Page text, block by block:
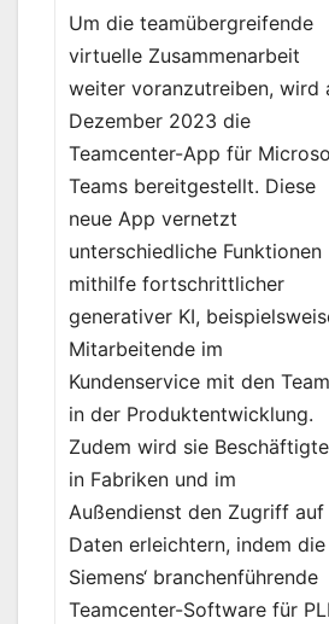
Um die teamübergreifende
virtuelle Zusammenarbeit
weiter voranzutreiben, wird
Dezember 2023 die
Teamcenter-App für
Teams bereitgestellt. Diese
neue App vernetzt
unterschiedliche Funktionen
mithilfe fortschrittlicher
generativer KI,
Mitarbeitende im
Kundenservice mit den
in der Produktentwicklung.
Zudem wird sie
in Fabriken und im
Außendienst den Zugriff auf
Daten erleichtern, indem die
Siemens‘ branchenführende
Teamcenter-Software für